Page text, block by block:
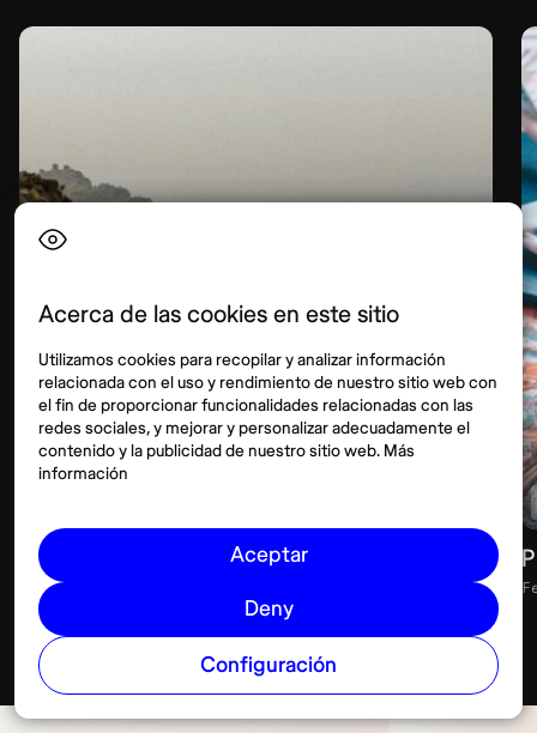
Acerca de las cookies en este sitio
Utilizamos cookies para recopilar y analizar información
relacionada con el uso y rendimiento de nuestro sitio web con
el fin de proporcionar funcionalidades relacionadas con las
redes sociales, y mejorar y personalizar adecuadamente el
contenido y la publicidad de nuestro sitio web. Más
información
Aceptar
Deny
Configuración
Mejores bancos de Suecia: guía completa
para elegir tu banco ideal
Febrero 25, 2026 14 min